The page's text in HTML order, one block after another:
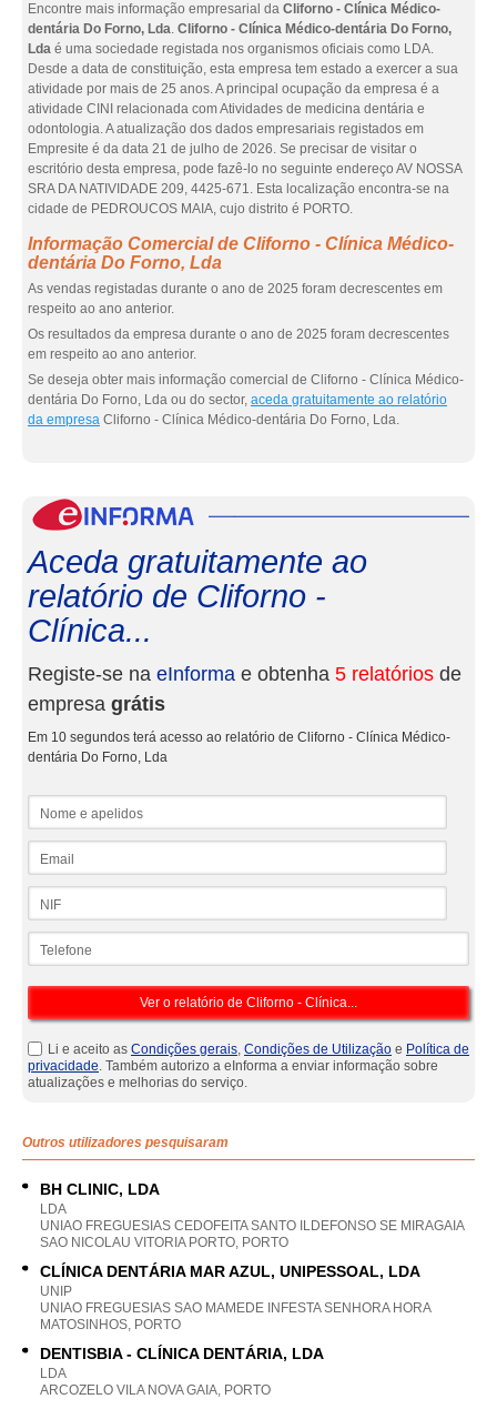
Encontre mais informação empresarial da Cliforno - Clínica Médico-
dentária Do Forno, Lda. Cliforno - Clínica Médico-dentária Do Forno,
Lda é uma sociedade registada nos organismos oficiais como LDA.
Desde a data de constituição, esta empresa tem estado a exercer a sua
atividade por mais de 25 anos. A principal ocupação da empresa é a
atividade CINI relacionada com Atividades de medicina dentária e
odontologia. A atualização dos dados empresariais registados em
Empresite é da data 21 de julho de 2026. Se precisar de visitar o
escritório desta empresa, pode fazê-lo no seguinte endereço AV NOSSA
SRA DA NATIVIDADE 209, 4425-671. Esta localização encontra-se na
cidade de PEDROUCOS MAIA, cujo distrito é PORTO.
Informação Comercial de Cliforno - Clínica Médico-
dentária Do Forno, Lda
As vendas registadas durante o ano de 2025 foram decrescentes em
respeito ao ano anterior.
Os resultados da empresa durante o ano de 2025 foram decrescentes
em respeito ao ano anterior.
Se deseja obter mais informação comercial de Cliforno - Clínica Médico-
dentária Do Forno, Lda ou do sector, aceda gratuitamente ao relatório
da empresa Cliforno - Clínica Médico-dentária Do Forno, Lda.
Aceda gratuitamente ao
relatório de Cliforno -
Clínica...
Registe-se na eInforma e obtenha 5 relatórios de
empresa grátis
Em 10 segundos terá acesso ao relatório de Cliforno - Clínica Médico-
dentária Do Forno, Lda
Li e aceito as Condições gerais, Condições de Utilização e Política de
privacidade. Também autorizo a eInforma a enviar informação sobre
atualizações e melhorias do serviço.
Outros utilizadores pesquisaram
BH CLINIC, LDA
LDA
UNIAO FREGUESIAS CEDOFEITA SANTO ILDEFONSO SE MIRAGAIA
SAO NICOLAU VITORIA PORTO, PORTO
CLÍNICA DENTÁRIA MAR AZUL, UNIPESSOAL, LDA
UNIP
UNIAO FREGUESIAS SAO MAMEDE INFESTA SENHORA HORA
MATOSINHOS, PORTO
DENTISBIA - CLÍNICA DENTÁRIA, LDA
LDA
ARCOZELO VILA NOVA GAIA, PORTO